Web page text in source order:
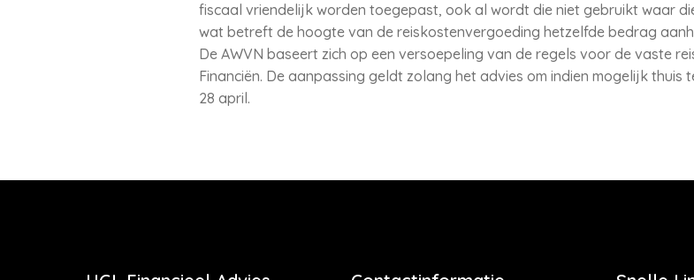
fiscaal vriendelijk worden toegepast, ook al wordt die niet gebruikt waar
wat betreft de hoogte van de reiskostenvergoeding hetzelfde bedrag
De AWVN baseert zich op een versoepeling van de regels voor de vaste
Financiën. De aanpassing geldt zolang het advies om indien mogelijk
28 april.